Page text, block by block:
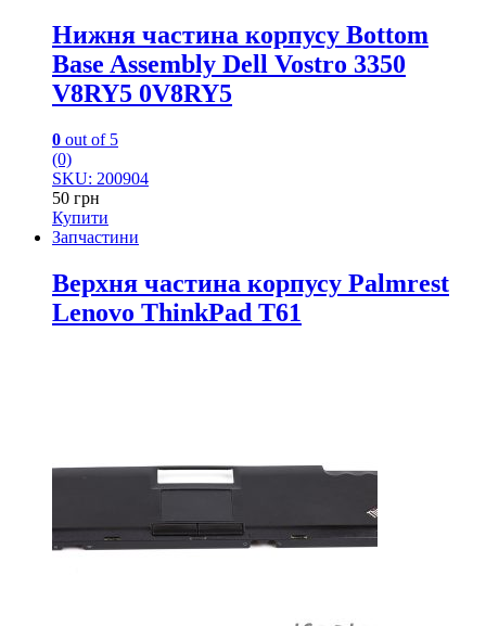
Нижня частина корпусу Bottom
Base Assembly Dell Vostro 3350
V8RY5 0V8RY5
0 out of 5
(0)
SKU: 200904
50 грн
Купити
Запчастини
Верхня частина корпусу Palmrest
Lenovo ThinkPad T61